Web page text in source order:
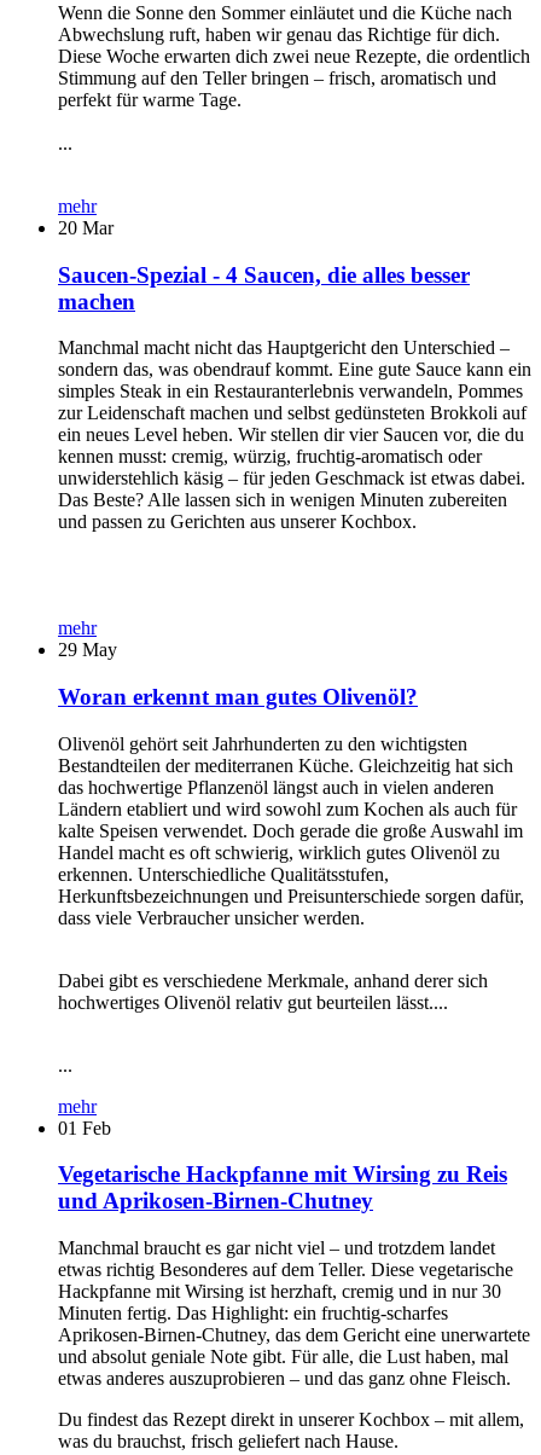
Wenn die Sonne den Sommer einläutet und die Küche nach
Abwechslung ruft, haben wir genau das Richtige für dich.
Diese Woche erwarten dich zwei neue Rezepte, die ordentlich
Stimmung auf den Teller bringen – frisch, aromatisch und
perfekt für warme Tage.
...
mehr
20 Mar
Saucen-Spezial - 4 Saucen, die alles besser
machen
Manchmal macht nicht das Hauptgericht den Unterschied –
sondern das, was obendrauf kommt. Eine gute Sauce kann ein
simples Steak in ein Restauranterlebnis verwandeln, Pommes
zur Leidenschaft machen und selbst gedünsteten Brokkoli auf
ein neues Level heben. Wir stellen dir vier Saucen vor, die du
kennen musst: cremig, würzig, fruchtig-aromatisch oder
unwiderstehlich käsig – für jeden Geschmack ist etwas dabei.
Das Beste? Alle lassen sich in wenigen Minuten zubereiten
und passen zu Gerichten aus unserer Kochbox.
mehr
29 May
Woran erkennt man gutes Olivenöl?
Olivenöl gehört seit Jahrhunderten zu den wichtigsten
Bestandteilen der mediterranen Küche. Gleichzeitig hat sich
das hochwertige Pflanzenöl längst auch in vielen anderen
Ländern etabliert und wird sowohl zum Kochen als auch für
kalte Speisen verwendet. Doch gerade die große Auswahl im
Handel macht es oft schwierig, wirklich gutes Olivenöl zu
erkennen. Unterschiedliche Qualitätsstufen,
Herkunftsbezeichnungen und Preisunterschiede sorgen dafür,
dass viele Verbraucher unsicher werden.
Dabei gibt es verschiedene Merkmale, anhand derer sich
hochwertiges Olivenöl relativ gut beurteilen lässt....
...
mehr
01 Feb
Vegetarische Hackpfanne mit Wirsing zu Reis
und Aprikosen-Birnen-Chutney
Manchmal braucht es gar nicht viel – und trotzdem landet
etwas richtig Besonderes auf dem Teller. Diese vegetarische
Hackpfanne mit Wirsing ist herzhaft, cremig und in nur 30
Minuten fertig. Das Highlight: ein fruchtig-scharfes
Aprikosen-Birnen-Chutney, das dem Gericht eine unerwartete
und absolut geniale Note gibt. Für alle, die Lust haben, mal
etwas anderes auszuprobieren – und das ganz ohne Fleisch.
Du findest das Rezept direkt in unserer Kochbox – mit allem,
was du brauchst, frisch geliefert nach Hause.